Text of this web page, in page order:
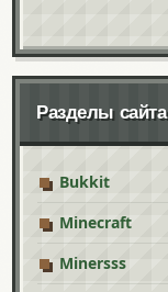
Разделы сайта
Bukkit
Minecraft
Minersss